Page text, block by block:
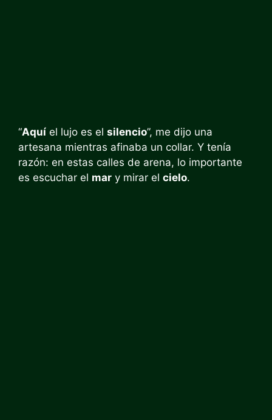
“Aquí el lujo es el silencio”, me dijo una
artesana mientras afinaba un collar. Y tenía
razón: en estas calles de arena, lo importante
es escuchar el mar y mirar el cielo.